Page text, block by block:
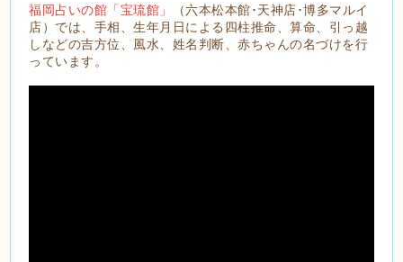
福岡占いの館「宝琉館」
（六本松本館･天神店･博多マルイ
店）では、手相、生年月日による四柱推命、算命、引っ越
しなどの吉方位、風水、姓名判断、赤ちゃんの名づけを行
っています。